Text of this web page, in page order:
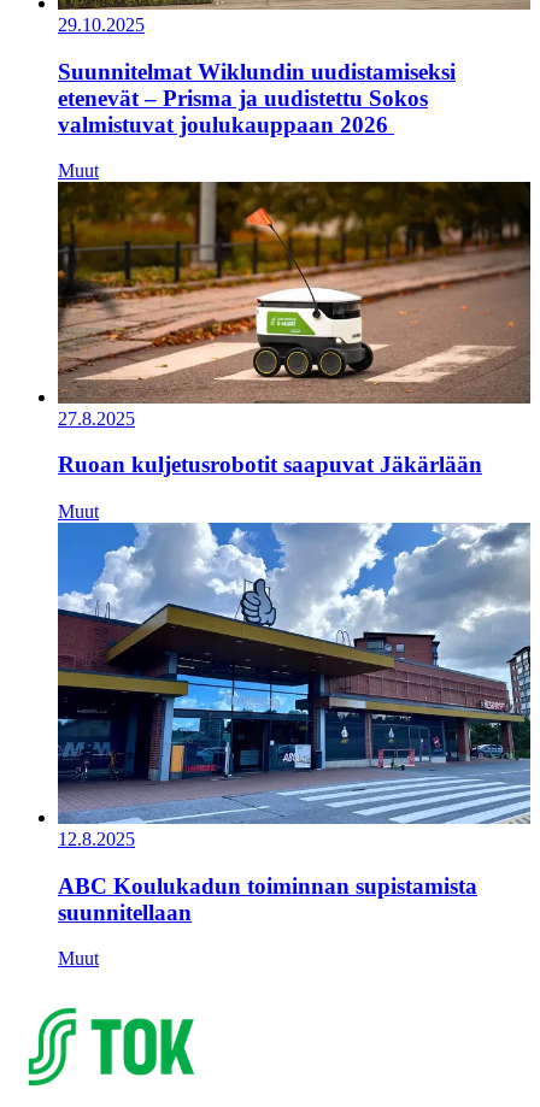
29.10.2025
Suunnitelmat Wiklundin uudistamiseksi
etenevät – Prisma ja uudistettu Sokos
valmistuvat joulukauppaan 2026
Muut
27.8.2025
Ruoan kuljetusrobotit saapuvat Jäkärlään
Muut
12.8.2025
ABC Koulukadun toiminnan supistamista
suunnitellaan
Muut